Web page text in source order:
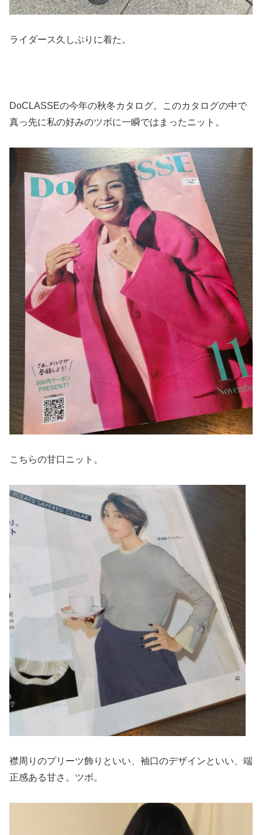
ライダース久しぶりに着た。
DoCLASSEの今年の秋冬カタログ。このカタログの中で
真っ先に私の好みのツボに一瞬ではまったニット。
こちらの甘口ニット。
襟周りのプリーツ飾りといい、袖口のデザインといい、端
正感ある甘さ。ツボ。